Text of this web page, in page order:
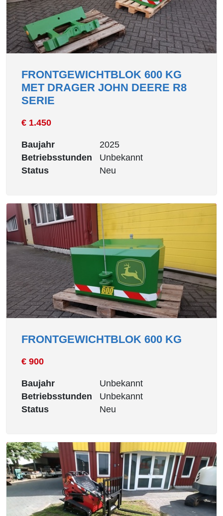
FRONTGEWICHTBLOK 600 KG
MET DRAGER JOHN DEERE R8
SERIE
€ 1.450
Baujahr
2025
Betriebsstunden
Unbekannt
Status
Neu
FRONTGEWICHTBLOK 600 KG
€ 900
Baujahr
Unbekannt
Betriebsstunden
Unbekannt
Status
Neu